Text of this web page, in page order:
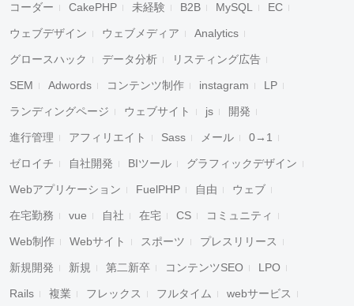
コーダー CakePHP 未経験 B2B MySQL EC
ウェブデザイン ウェブメディア Analytics
グロースハック データ分析 リスティング広告
SEM Adwords コンテンツ制作 instagram LP
ランディングページ ウェブサイト js 開発
進行管理 アフィリエイト Sass メール 0→1
ゼロイチ 自社開発 BIツール グラフィックデザイン
Webアプリケーション FuelPHP 自由 ウェブ
在宅勤務 vue 自社 在宅 CS コミュニティ
Web制作 Webサイト スポーツ プレスリリース
新規開発 新規 第二新卒 コンテンツSEO LPO
Rails 複業 フレックス フルタイム webサービス